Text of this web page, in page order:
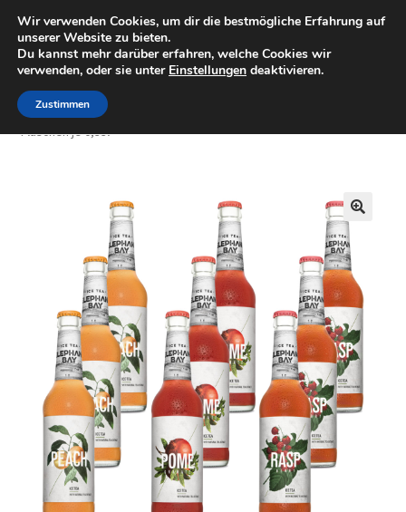
Zur
Navigation
springen
Zum
Inhalt
springen
Minigolfartikel
Shop
Mein Konto
Start Getränke
Flaschen je 0,33l
Wir verwenden Cookies, um dir die bestmögliche Erfahrung auf
unserer Website zu bieten.
Du kannst mehr darüber erfahren, welche Cookies wir
verwenden, oder sie unter Einstellungen deaktivieren.
Zustimmen